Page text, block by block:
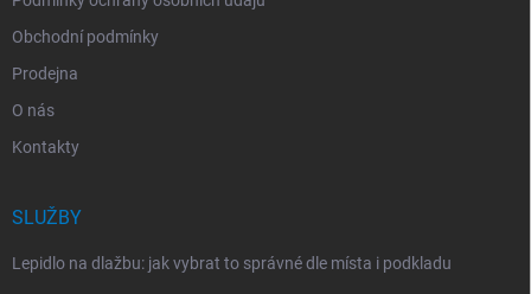
Obchodní podmínky
Prodejna
O nás
Kontakty
SLUŽBY
Lepidlo na dlažbu: jak vybrat to správné dle místa i podkladu